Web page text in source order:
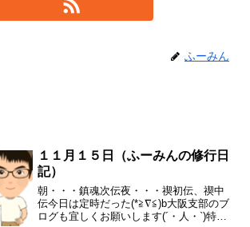
ふーみん
１１月１５日（ふーみんの修行日
記）
朝・・・鎮魂次伝夜・・・禊初伝、禊中
伝今日は定時だった(*≧∇≦)b大阪支部のブ
ログも宜しくお願いします(´・人・`)特に